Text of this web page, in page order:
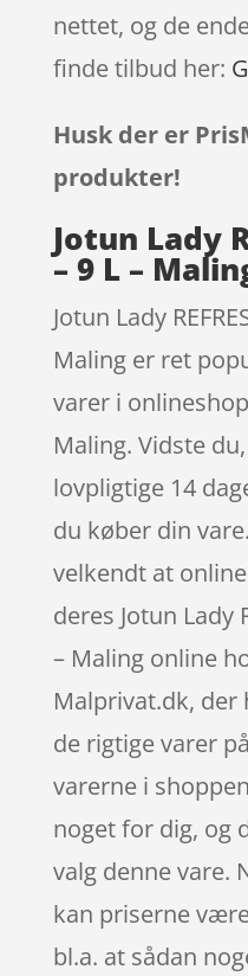
nettet, og de
finde tilbud her:
Husk der er
produkter!
Jotun Lady
– 9 L –
Jotun Lady
Maling er ret
varer i
Maling. Vidste
lovpligtige 14
du køber din
velkendt at
deres Jotun Lady
– Maling online
Malprivat.dk, der
de rigtige varer
varerne i
noget for dig, og
valg denne vare.
kan priserne
bl.a. at sådan